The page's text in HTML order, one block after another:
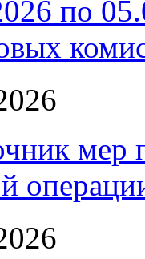
по
мер